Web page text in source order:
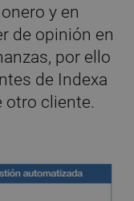
y en
de opinión en
por ello
de Indexa
otro cliente.